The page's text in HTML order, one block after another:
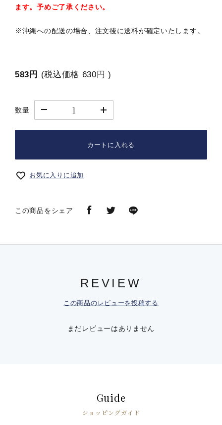
ます。予めご了承ください。
※沖縄への配送の場合、注文後に送料が確定いたします。
583円 (税込価格 630円 )
数量
カートに入れる
お気に入りに追加
この商品をシェア
REVIEW
この商品のレビューを投稿する
まだレビューはありません
Guide
ショッピングガイド